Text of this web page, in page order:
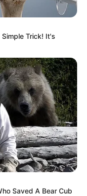
Trick! It's
Saved A Bear Cub